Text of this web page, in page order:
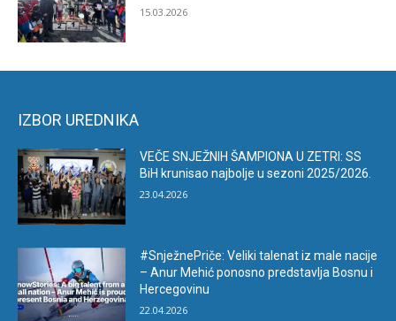
15.03.2026
IZBOR UREDNIKA
VEČE SNJEŽNIH ŠAMPIONA U ZETRI: SS
BiH krunisao najbolje u sezoni 2025/2026.
23.04.2026
#SnježnePriče: Veliki talenat iz male nacije
– Anur Mehić ponosno predstavlja Bosnu i
Hercegovinu
22.04.2026